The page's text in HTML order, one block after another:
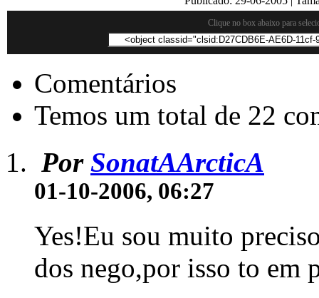
Clique no box abaixo para
Comentários
Temos um total de 22
Por SonatAArcticA
01-10-2006, 06:27
Yes!Eu sou muito
dos nego,por isso to em